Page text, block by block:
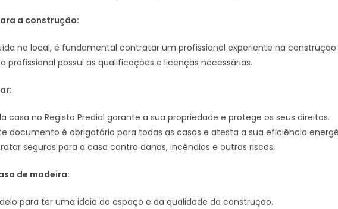
a construção:
no local, é fundamental contratar um profissional experiente na construção
profissional possui as qualificações e licenças necessárias.
casa no Registo Predial garante a sua propriedade e protege os seus direitos.
documento é obrigatório para todas as casas e atesta a sua eficiência
seguros para a casa contra danos, incêndios e outros riscos.
de madeira:
para ter uma ideia do espaço e da qualidade da construção.